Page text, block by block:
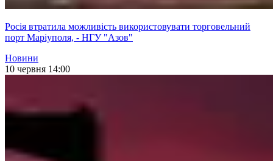
Росія втратила можливість використовувати торговельний
порт Маріуполя, - НГУ "Азов"
Новини
10 червня 14:00